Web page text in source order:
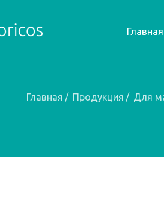
Главная
Главная / Продукция / Для